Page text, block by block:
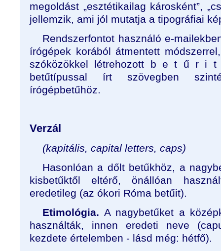
megoldást „esztétikailag károsként”,
jellemzik, ami jól mutatja a tipográfiai
Rendszerfontot használó e-
írógépek korából átmentett
szóközökkel létrehozott b e t ű
betűtípussal írt szövegben
írógépbetűhöz.
Verzál
(kapitális, capital letters, caps)
Hasonlóan a dőlt betűkhöz, a
kisbetűktől eltérő, önállóan
eredetileg (az ókori Róma betűit).
Etimológia.A nagybetűket a
használták, innen eredeti neve
kezdete értelemben - lásd még: hétfő).